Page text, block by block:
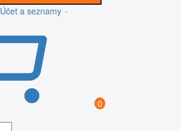
Účet a seznamy
0